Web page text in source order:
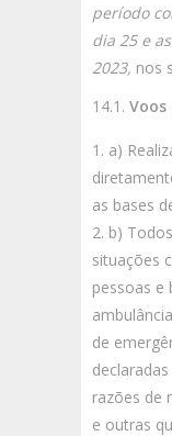
período
dia 25 e
2023, nos
14.1.
a)
as bases
b)
situações
pessoas e
de
razões de
e outras